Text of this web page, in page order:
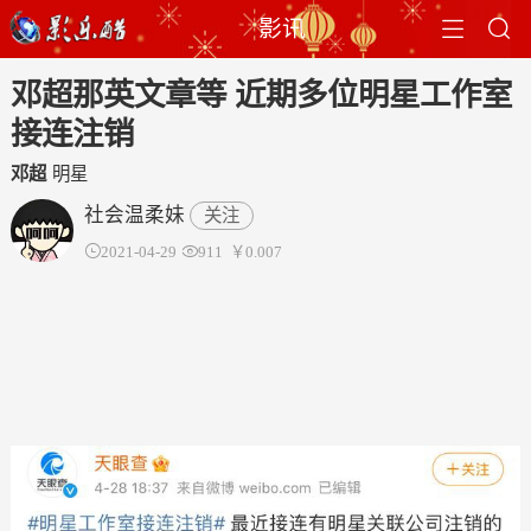
 
影讯
邓超那英文章等 近期多位明星工作室
接连注销
邓超 明星
社会温柔妹 关注
2021-04-29 911 ￥0.007